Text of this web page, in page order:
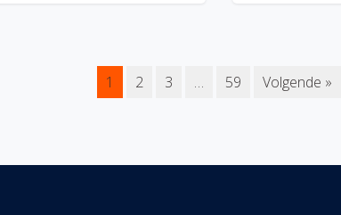
1 2 3 … 59 Volgende »